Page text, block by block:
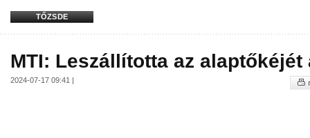
TŐZSDE
MTI: Leszállította az alaptőkéjét
2024-07-17 09:41 |